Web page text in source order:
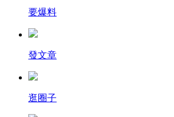
要爆料
發文章
逛圈子